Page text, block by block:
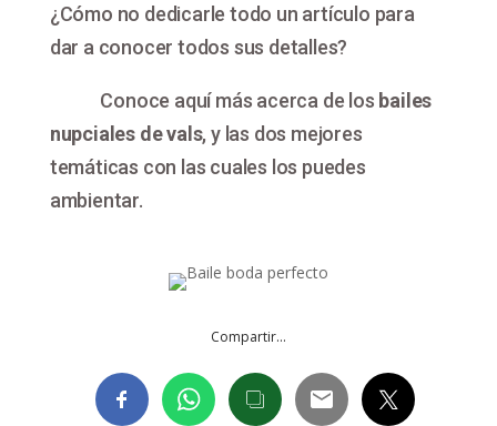
¿Cómo no dedicarle todo un artículo para
dar a conocer todos sus detalles?
Conoce aquí más acerca de los bailes
nupciales de vals, y las dos mejores
temáticas con las cuales los puedes
ambientar.
Compartir...